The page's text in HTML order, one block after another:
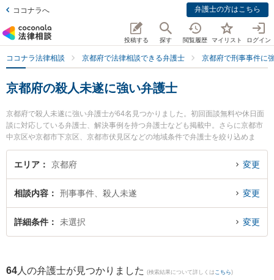
ココナラへ 弁護士の方はこちら
投稿する 探す 閲覧履歴 マイリスト ログイン
ココナラ法律相談 京都府で法律相談できる弁護士 京都府で刑事事件に
京都府の殺人未遂に強い弁護士
京都府で殺人未遂に強い弁護士が64名見つかりました。初回面談無料や休日面
談に対応している弁護士、解決事例を持つ弁護士なども掲載中。さらに京都市
中京区や京都市下京区、京都市伏見区などの地域条件で弁護士を絞り込めま
す。刑事事件に関係する加害者側や少年犯罪、再犯・前科あり等の細かな分野
での絞り込み検索もでき便利です。特にベリーベスト法律事務所 京都オフィス
護士費用、強みなどが注目されています。『京都府で土日や夜間に発生した殺
人未遂のトラブルを今すぐに弁護士に相談したい』『殺人未遂のトラブル解決
の実績豊富な近くの弁護士を検索したい』『初回相談無料で殺人未遂を法律相
エリア 京都府 変更
相談内容 刑事事件、殺人未遂 変更
詳細条件 未選択 変更
64 人の弁護士が見つかりました (検索結果について詳しくは こちら)